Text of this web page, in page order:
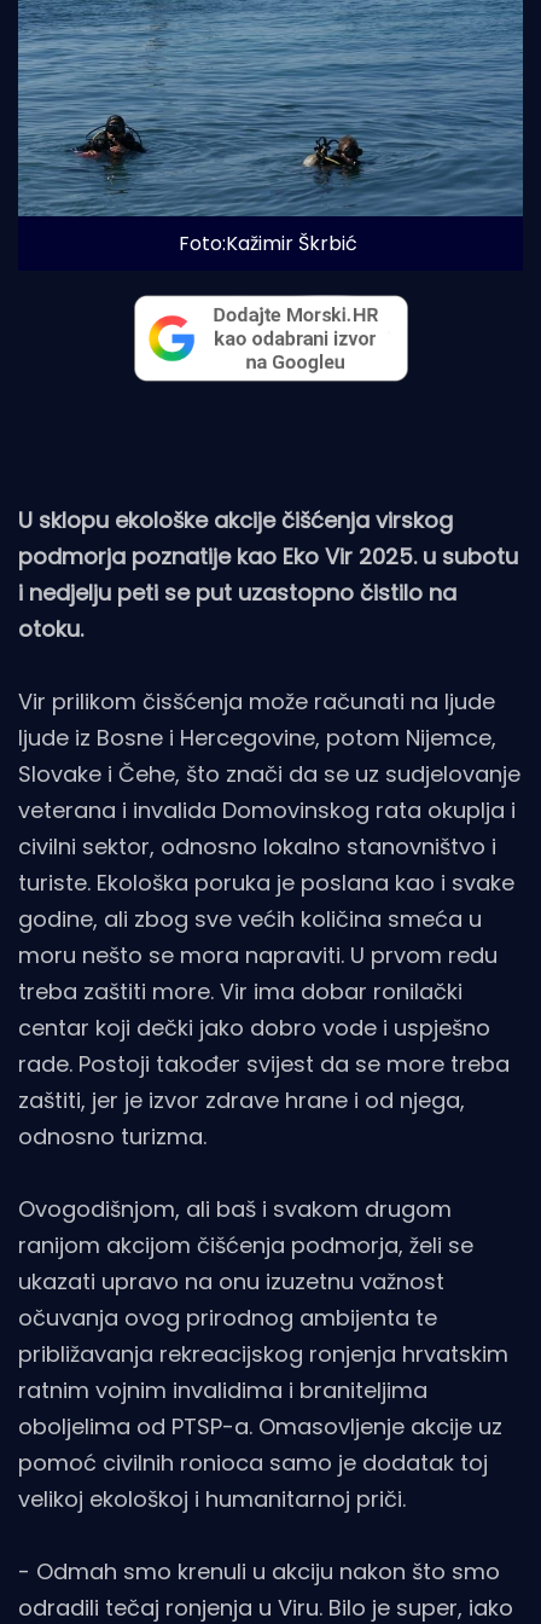
Foto:Kažimir Škrbić
U sklopu ekološke akcije čišćenja virskog
podmorja poznatije kao Eko Vir 2025. u subotu
i nedjelju peti se put uzastopno čistilo na
otoku.
Vir prilikom čisšćenja može računati na ljude
ljude iz Bosne i Hercegovine, potom Nijemce,
Slovake i Čehe, što znači da se uz sudjelovanje
veterana i invalida Domovinskog rata okuplja i
civilni sektor, odnosno lokalno stanovništvo i
turiste. Ekološka poruka je poslana kao i svake
godine, ali zbog sve većih količina smeća u
moru nešto se mora napraviti. U prvom redu
treba zaštiti more. Vir ima dobar ronilački
centar koji dečki jako dobro vode i uspješno
rade. Postoji također svijest da se more treba
zaštiti, jer je izvor zdrave hrane i od njega,
odnosno turizma.
Ovogodišnjom, ali baš i svakom drugom
ranijom akcijom čišćenja podmorja, želi se
ukazati upravo na onu izuzetnu važnost
očuvanja ovog prirodnog ambijenta te
približavanja rekreacijskog ronjenja hrvatskim
ratnim vojnim invalidima i braniteljima
oboljelima od PTSP-a. Omasovljenje akcije uz
pomoć civilnih ronioca samo je dodatak toj
velikoj ekološkoj i humanitarnoj priči.
- Odmah smo krenuli u akciju nakon što smo
odradili tečaj ronjenja u Viru. Bilo je super, iako